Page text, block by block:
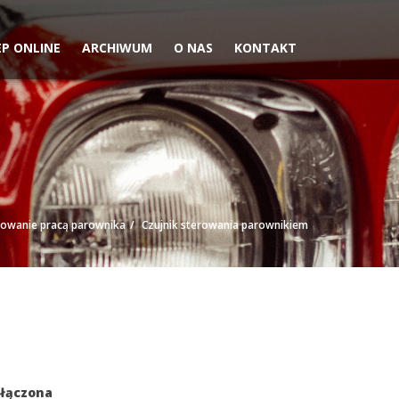
ONLINE ARCHIWUM O NAS KONTAKT
pracą parownika Czujnik sterowania parownikiem